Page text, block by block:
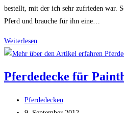
bestellt, mit der ich sehr zufrieden war.
Pferd und brauche für ihn eine…
Weiterlesen
mit
für
Pferdedecke für
Beitrags-
Pferdedecken